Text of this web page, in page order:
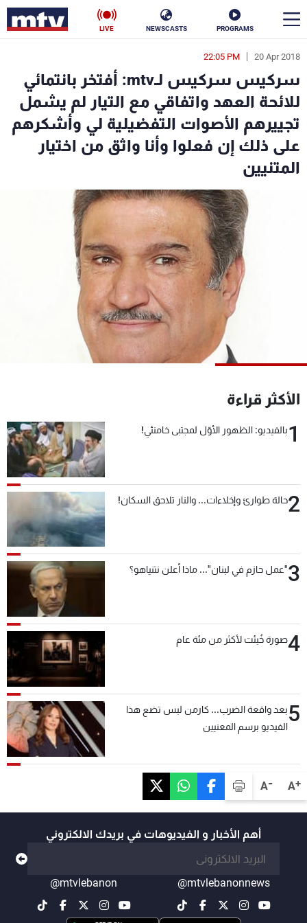
PROGRAMS
NEWSCASTS
LIVE
A+
A-
20 Apr 2018
22:05 PM
سركيس سركيس لـmtv: أفتخر بانتمائي
للائحة العهد واتفاقي مع التيار لم يشمل
تجييرهم الأصوات التفضيلية لي وأشكرهم
على ذلك إن فعلوا وأنا واثق من اختيار
المتنيين
الأكثر قراءة
1بالفيديو: الظهور الأوّل لمجتبى خامنئي!
2حالة طوارئ وإخلاءات... والنار تلاحق السكان!
3"عمل حازم في لبنان"... ماذا أعلن نتنياهو؟
4صورة خُبئت لأكثر من مئة عام
5بعد واقعة الضرب... كارمن لبس تضع هذا
الفيديو برسم المعنيين
أهم الأخبار و الفيديوهات في بريدك الالكتروني
@mtvlebanonnews
@mtvlebanon
en
الأخبار
سياسة ناس
إقتصاد فن
رياضة
كأس العالم
جدول البرامج
الإنـتـاج
سياسة الخصوصية